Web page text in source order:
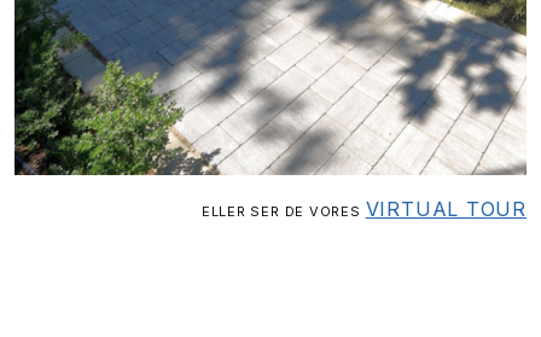
ELLER SER DE VORES VIRTUAL TOUR